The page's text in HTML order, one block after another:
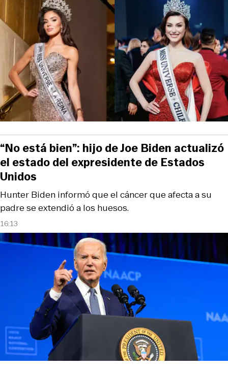
16:13
Hunter Biden informó que el cáncer que afecta a su
padre se extendió a los huesos.
“No está bien”: hijo de Joe Biden actualizó
el estado del expresidente de Estados
Unidos